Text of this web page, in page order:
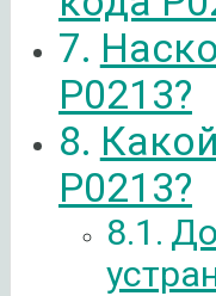
P0213?
P0213?